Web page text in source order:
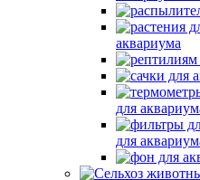
аквариума
для
для